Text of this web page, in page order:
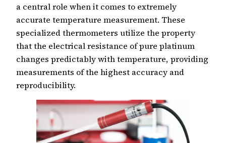
a central role when it comes to extremely
accurate temperature measurement. These
specialized thermometers utilize the property
that the electrical resistance of pure platinum
changes predictably with temperature, providing
measurements of the highest accuracy and
reproducibility.